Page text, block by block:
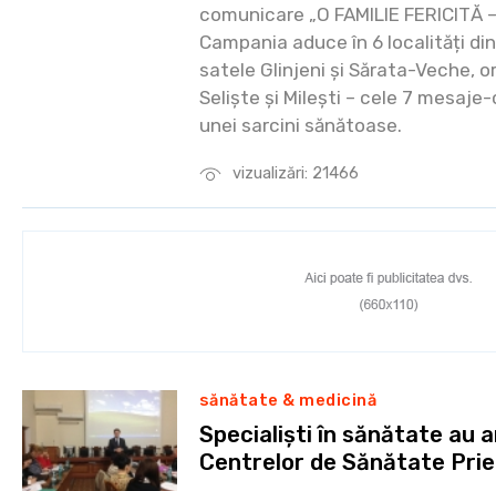
vizualizări: 21466
comunicare „O FAMILIE FERICITĂ
Campania aduce în 6 localități
satele Glinjeni și Sărata-Veche,
Seliște și Milești – cele 7
unei sarcini sănătoase.
sănătate & medicină
Specialiști în sănătate au
Centrelor de Sănătate